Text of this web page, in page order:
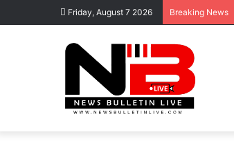
Friday, August 7 2026 Breaking News